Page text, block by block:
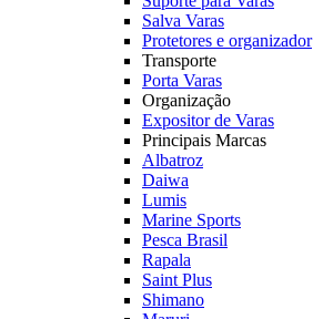
Salva Varas
Protetores e organizador
Transporte
Porta Varas
Organização
Expositor de Varas
Principais Marcas
Albatroz
Daiwa
Lumis
Marine Sports
Pesca Brasil
Rapala
Saint Plus
Shimano